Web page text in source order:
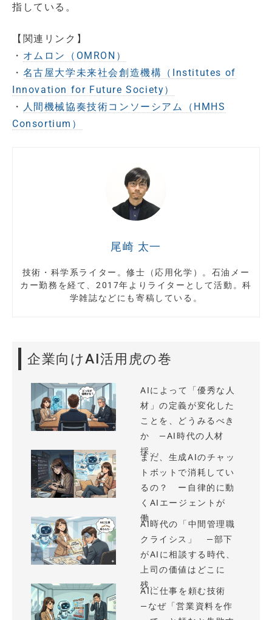
指している。
【関連リンク】
・ オムロン（OMRON）
・ 名古屋大学未来社会創造機構（Institutes of
Innovation for Future Society）
・ 人間機械協奏技術コンソーシアム（HMHS
Consortium）
尾崎 太一
技術・科学系ライター。修士（応用化学）。石油メー
カー勤務を経て、2017年よりライターとして活動。科
学雑誌などにも寄稿している。
企業向けAI活用虎の巻
AIによって「優秀な人
材」の定義が変化した
ことを、どうみるべき
か —AI時代の人材
採...
まだ、生成AIのチャッ
トボットで消耗してい
るの？ ー自律的に動
くAIエージェントが
働...
AI時代の「中間管理職
クライシス」 —部下
がAIに相談する時代、
上司の価値はどこに
残...
AIに仕事を頼む技術
—なぜ「営業資料を作